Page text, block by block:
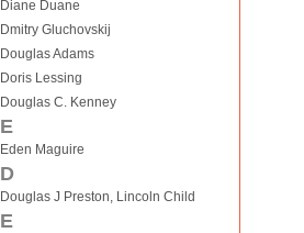
Diane Duane
Dmitry Gluchovskij
Douglas Adams
Doris Lessing
Douglas C. Kenney
E
Eden Maguire
D
Douglas J Preston, Lincoln Child
E